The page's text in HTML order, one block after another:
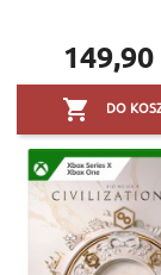
Cena
149,90
 DO